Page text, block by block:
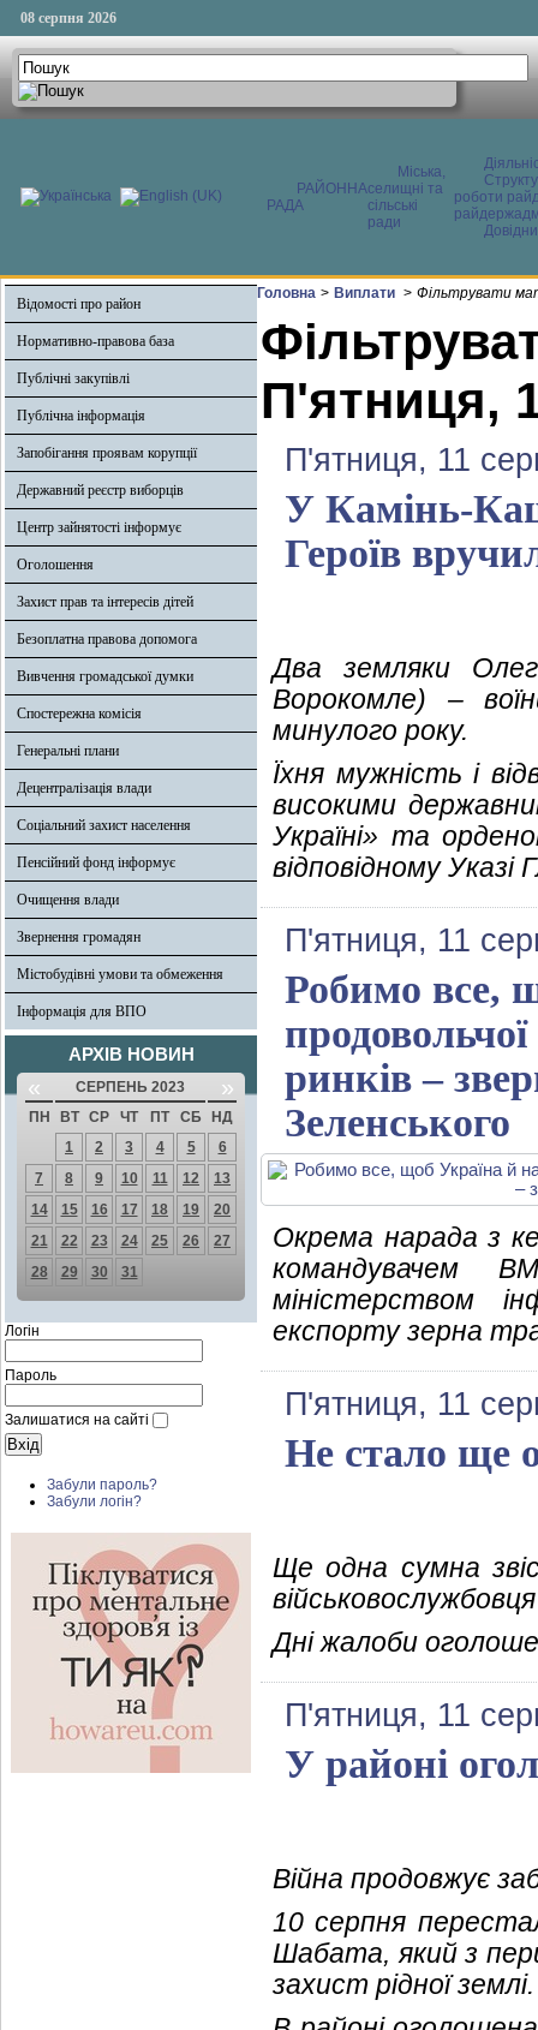
08 серпня 2026
РАЙОННА
РАДА
Міська,
селищні та
сільські
ради
роботи
Відомості про район
Нормативно-правова база
Публічні закупівлі
Публічна інформація
Запобігання проявам корупції
Державний реєстр виборців
Центр зайнятості інформує
Оголошення
Захист прав та інтересів дітей
Безоплатна правова допомога
Вивчення громадської думки
Спостережна комісія
Генеральні плани
Децентралізація влади
Соціальний захист населення
Пенсійний фонд інформує
Очищення влади
Звернення громадян
Містобудівні умови та обмеження
Інформація для ВПО
АРХІВ НОВИН
« СЕРПЕНЬ 2023 »
ПН ВТ СР ЧТ ПТ СБ
НД
1
2 3 4 5
6
7
8 9 10 11 12
13
14
15 16 17 18 19
20
21
22 23 24 25 26
27
28
29 30 31
Логін
Пароль
Залишатися на сайті
Забули пароль?
Забули логін?
Головна > Виплати > Фільтрувати
П'ятниця,
П'ятниця, 11
У Камінь-
Героїв
Два земляки
Ворокомле) –
минулого року.
Їхня мужність і
високими
Україні» та
відповідному Указі
П'ятниця, 11
Робимо все,
ринків –
Зеленського
Окрема нарада з
командувачем
міністерством
експорту зерна
П'ятниця, 11
Не стало ще
Ще одна сумна
Дні жалоби
П'ятниця, 11
У районі
Війна продовжує
10 серпня
Шабата, який з
захист рідної землі.